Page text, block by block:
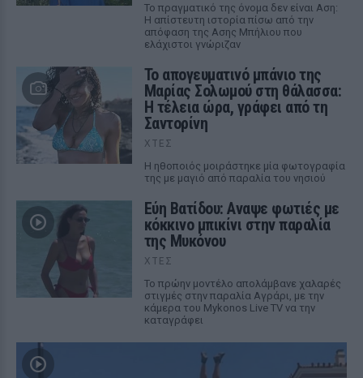
Το πραγματικό της όνομα δεν είναι Αση:
Η απίστευτη ιστορία πίσω από την
απόφαση της Ασης Μπήλιου που
ελάχιστοι γνώριζαν
Το απογευματινό μπάνιο της
Μαρίας Σολωμού στη θάλασσα:
Η τέλεια ώρα, γράφει από τη
Σαντορίνη
ΧΤΕΣ
Η ηθοποιός μοιράστηκε μία φωτογραφία
της με μαγιό από παραλία του νησιού
Εύη Βατίδου: Αναψε φωτιές με
κόκκινο μπικίνι στην παραλία
της Μυκόνου
ΧΤΕΣ
Το πρώην μοντέλο απολάμβανε χαλαρές
στιγμές στην παραλία Αγράρι, με την
κάμερα του Mykonos Live TV να την
καταγράφει